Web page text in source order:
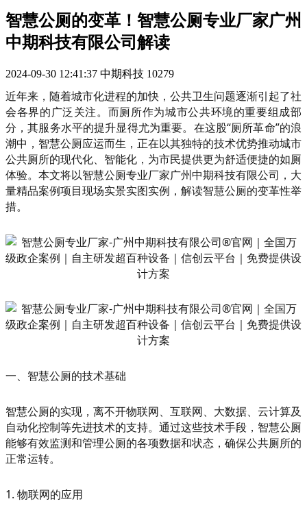
智慧公厕的变革！智慧公厕专业厂家广州
中期科技有限公司解读
2024-09-30 12:41:37 中期科技 10279
近年来，随着城市化进程的加快，公共卫生问题逐渐引起了社
会各界的广泛关注。而厕所作为城市公共环境的重要组成部
分，其服务水平的提升显得尤为重要。在这股“厕所革命”的浪
潮中，智慧公厕应运而生，正在以其独特的技术优势推动城市
公共厕所的现代化、智能化，为市民提供更为舒适便捷的如厕
体验。本文将以智慧公厕专业厂家广州中期科技有限公司，大
量精品案例项目现场实景实图实例，解读智慧公厕的变革性举
措。
一、智慧公厕的技术基础
智慧公厕的实现，离不开物联网、互联网、大数据、云计算及
自动化控制等先进技术的支持。通过这些技术手段，智慧公厕
能够有效监测和管理公厕的各项数据和状态，确保公共厕所的
正常运转。
1. 物联网的应用